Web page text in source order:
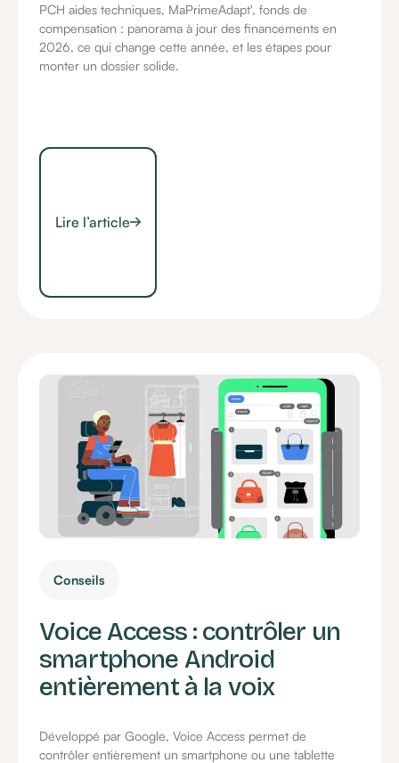
PCH aides techniques, MaPrimeAdapt', fonds de
compensation : panorama à jour des financements en
2026, ce qui change cette année, et les étapes pour
monter un dossier solide.
Lire l’article
Conseils
Voice Access : contrôler un
smartphone Android
entièrement à la voix
Développé par Google, Voice Access permet de
contrôler entièrement un smartphone ou une tablette